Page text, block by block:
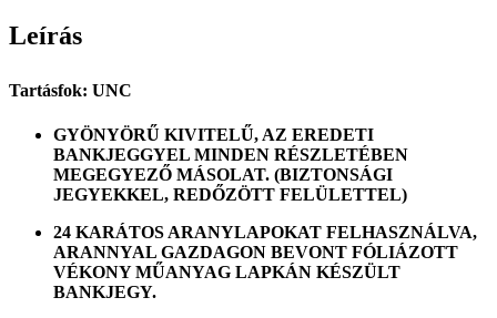
Leírás
Tartásfok: UNC
GYÖNYÖRŰ KIVITELŰ, AZ EREDETI
BANKJEGGYEL MINDEN RÉSZLETÉBEN
MEGEGYEZŐ MÁSOLAT. (BIZTONSÁGI
JEGYEKKEL, REDŐZÖTT FELÜLETTEL)
24 KARÁTOS ARANYLAPOKAT FELHASZNÁLVA,
ARANNYAL GAZDAGON BEVONT FÓLIÁZOTT
VÉKONY MŰANYAG LAPKÁN KÉSZÜLT
BANKJEGY.